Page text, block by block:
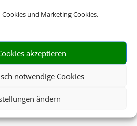
und Marketing Cookies.
akzeptieren
notwendige Cookies
ändern